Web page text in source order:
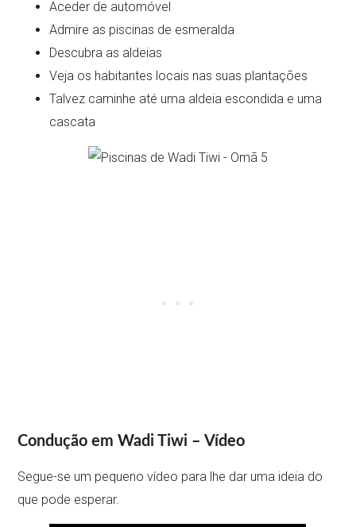
Aceder de automóvel
Admire as piscinas de esmeralda
Descubra as aldeias
Veja os habitantes locais nas suas plantações
Talvez caminhe até uma aldeia escondida e uma
cascata
Condução em Wadi Tiwi – Vídeo
Segue-se um pequeno vídeo para lhe dar uma ideia do
que pode esperar.